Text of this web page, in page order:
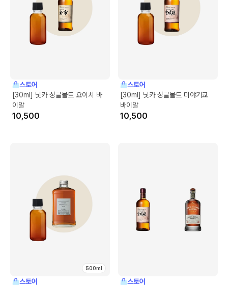
스토어
[30ml] 닛카 싱글몰트 요이치 바
이알
10,500
스토어
[30ml] 닛카 싱글몰트 미야기쿄
바이알
10,500
500ml
스토어
스토어